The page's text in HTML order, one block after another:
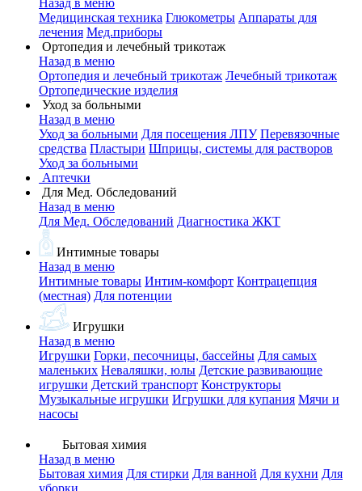
Назад в меню
Медицинская техника Глюкометры Аппараты для
лечения Мед.приборы
Ортопедия и лечебный трикотаж
Назад в меню
Ортопедия и лечебный трикотаж Лечебный трикотаж
Ортопедические изделия
Уход за больными
Назад в меню
Уход за больными Для посещения ЛПУ Перевязочные
средства Пластыри Шприцы, системы для растворов
Уход за больными
Аптечки
Для Мед. Обследований
Назад в меню
Для Мед. Обследований Диагностика ЖКТ
Интимные товары
Назад в меню
Интимные товары Интим-комфорт Контрацепция
(местная) Для потенции
Игрушки
Назад в меню
Игрушки Горки, песочницы, бассейны Для самых
маленьких Неваляшки, юлы Детские развивающие
игрушки Детский транспорт Конструкторы
Музыкальные игрушки Игрушки для купания Мячи и
насосы
Бытовая химия
Назад в меню
Бытовая химия Для стирки Для ванной Для кухни Для
уборки